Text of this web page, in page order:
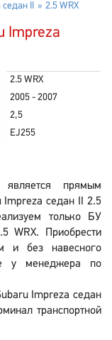
II 2.5 WRX
Impreza
2.5 WRX
2005 - 2007
2,5
EJ255
является прямым
седан II 2.5
только БУ
WRX. Приобрести
и без навесного
у менеджера по
Impreza седан
транспортной